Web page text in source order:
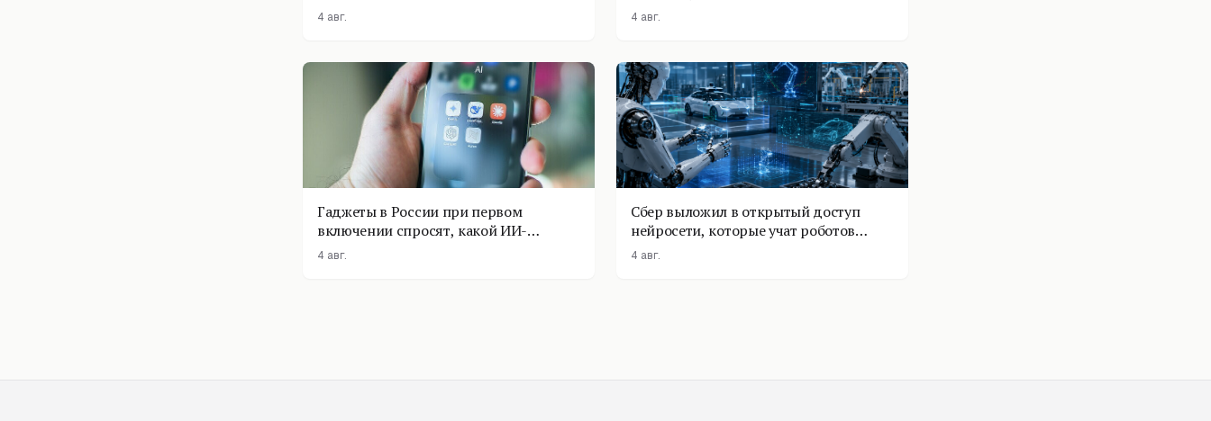
4 авг. 4 авг.
Гаджеты в России при первом
включении спросят, какой ИИ-
помощник поставить
4 авг.
Сбер выложил в открытый доступ
нейросети, которые учат роботов
физике
4 авг.